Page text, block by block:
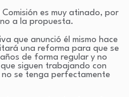
es muy atinado, por
a la propuesta.
que anunció él mismo hace
una reforma para que se
de forma regular y no
siguen trabajando con
se tenga perfectamente